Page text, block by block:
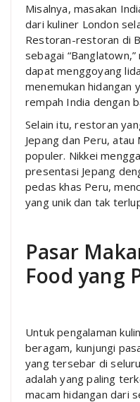
Misalnya, masakan
dari kuliner London
Restoran-restoran di
sebagai
dapat menggoyang
menemukan hidangan
rempah India dengan
Selain itu, restoran
Jepang dan Peru, atau
populer. Nikkei
presentasi Jepang
pedas khas Peru,
yang unik dan tak
Pasar
Food yang
Untuk pengalaman
beragam, kunjungi
yang tersebar di
adalah yang paling
macam hidangan dari